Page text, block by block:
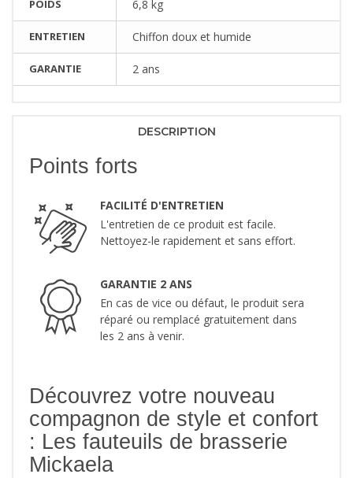
POIDS 6,8 kg
ENTRETIEN Chiffon doux et humide
GARANTIE 2 ans
DESCRIPTION
Points forts
FACILITÉ D'ENTRETIEN
L'entretien de ce produit est facile.
Nettoyez-le rapidement et sans effort.
GARANTIE 2 ANS
En cas de vice ou défaut, le produit sera
réparé ou remplacé gratuitement dans
les 2 ans à venir.
Découvrez votre nouveau
compagnon de style et confort
: Les fauteuils de brasserie
Mickaela